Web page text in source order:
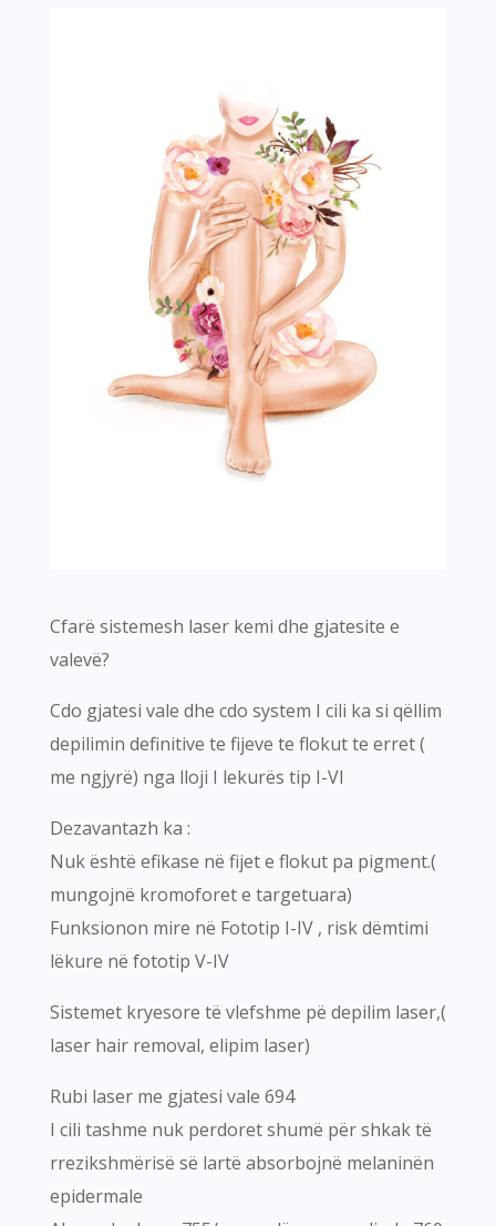
Cfarë sistemesh laser kemi dhe gjatesite e
valevë?
Cdo gjatesi vale dhe cdo system I cili ka si qëllim
depilimin definitive te fijeve te flokut te erret (
me ngjyrë) nga lloji I lekurës tip I-VI
Dezavantazh ka :
Nuk është efikase në fijet e flokut pa pigment.(
mungojnë kromoforet e targetuara)
Funksionon mire në Fototip I-IV , risk dëmtimi
lëkure në fototip V-IV
Sistemet kryesore të vlefshme pë depilim laser,(
laser hair removal, elipim laser)
Rubi laser me gjatesi vale 694
I cili tashme nuk perdoret shumë për shkak të
rrezikshmërisë së lartë absorbojnë melaninën
epidermale